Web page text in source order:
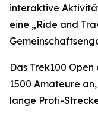
interaktive
eine „Ride and
Das Trek100
1500 Amateure
lange Profi-